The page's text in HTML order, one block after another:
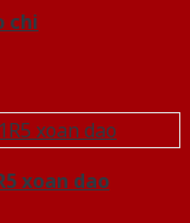
chi
xoan dao